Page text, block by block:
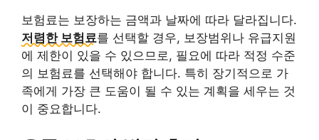
보험료는 보장하는 금액과 날짜에 따라 달라집니다.
저렴한 보험료를 선택할 경우, 보장범위나 유급지원
에 제한이 있을 수 있으므로, 필요에 따라 적정 수준
의 보험료를 선택해야 합니다. 특히 장기적으로 가
족에게 가장 큰 도움이 될 수 있는 계획을 세우는 것
이 중요합니다.